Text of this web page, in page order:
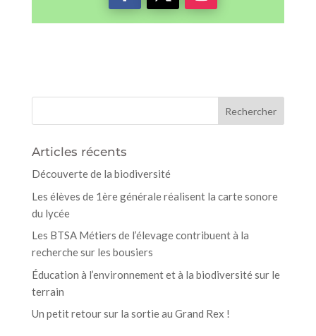
Articles récents
Découverte de la biodiversité
Les élèves de 1ère générale réalisent la carte sonore
du lycée
Les BTSA Métiers de l’élevage contribuent à la
recherche sur les bousiers
Éducation à l’environnement et à la biodiversité sur le
terrain
Un petit retour sur la sortie au Grand Rex !